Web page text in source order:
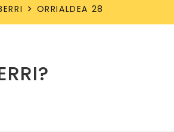
ORRIALDEA 28